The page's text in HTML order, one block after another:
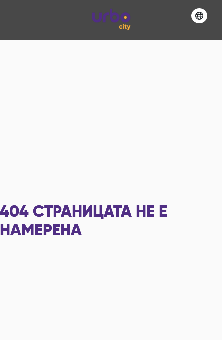
404 СТРАНИЦАТА НЕ Е
НАМЕРЕНА